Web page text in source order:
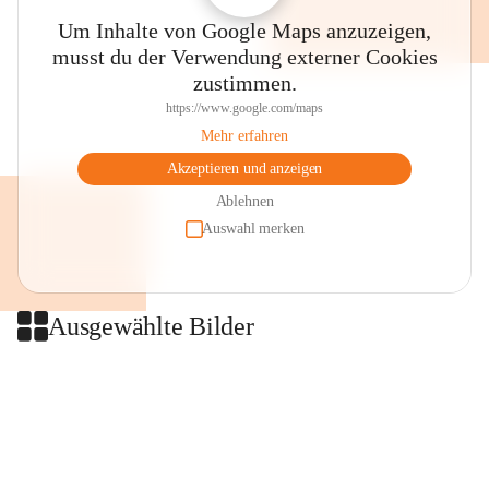
Um Inhalte von Google Maps anzuzeigen,
musst du der Verwendung externer Cookies
zustimmen.
https://www.google.com/maps
Mehr erfahren
Akzeptieren und anzeigen
Ablehnen
Auswahl merken
Ausgewählte Bilder